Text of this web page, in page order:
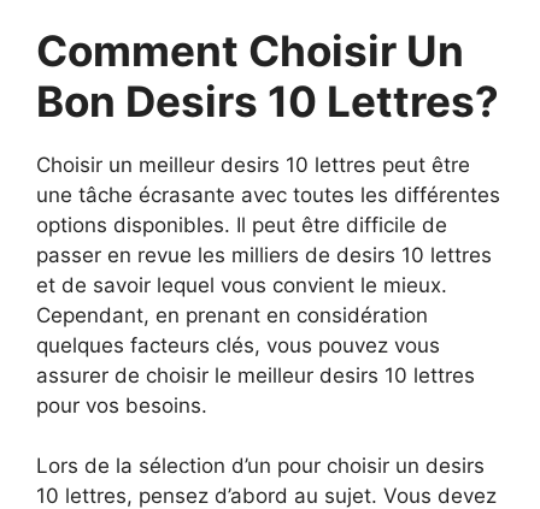
Comment Choisir Un
Bon Desirs 10 Lettres?
Choisir un meilleur desirs 10 lettres peut être
une tâche écrasante avec toutes les différentes
options disponibles. Il peut être difficile de
passer en revue les milliers de desirs 10 lettres
et de savoir lequel vous convient le mieux.
Cependant, en prenant en considération
quelques facteurs clés, vous pouvez vous
assurer de choisir le meilleur desirs 10 lettres
pour vos besoins.
Lors de la sélection d’un pour choisir un desirs
10 lettres, pensez d’abord au sujet. Vous devez